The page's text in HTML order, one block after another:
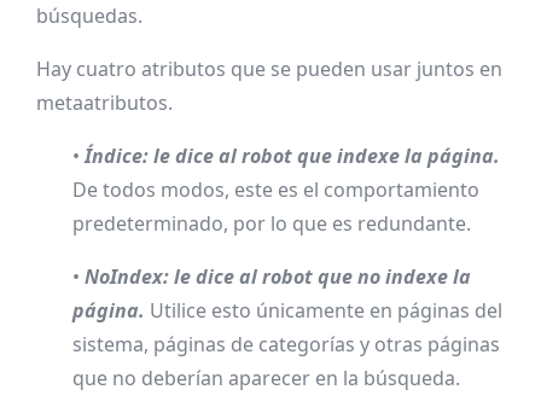
búsquedas.
Hay cuatro atributos que se pueden usar juntos en
metaatributos.
•Índice: le dice al robot que indexe la página.
De todos modos, este es el comportamiento
predeterminado, por lo que es redundante.
• NoIndex: le dice al robot que no indexe la
página. Utilice esto únicamente en páginas del
sistema, páginas de categorías y otras páginas
que no deberían aparecer en la búsqueda.